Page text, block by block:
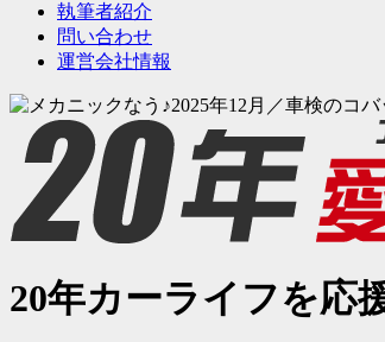
執筆者紹介
問い合わせ
運営会社情報
20年カーライフを応